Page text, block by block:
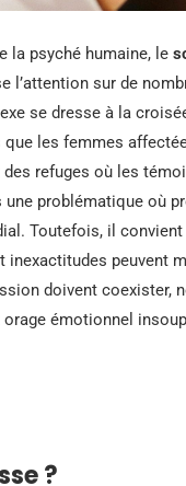
la psyché humaine, le
l’attention sur de
se dresse à la
les femmes
refuges où les
une problématique où
Toutefois, il convient
inexactitudes peuvent
doivent coexister,
émotionnel
?